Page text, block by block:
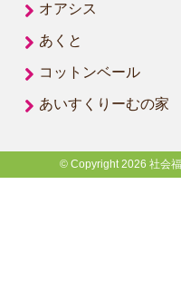
オアシス
あくと
コットンベール
あいすくりーむの家
© Copyright 2026 社会